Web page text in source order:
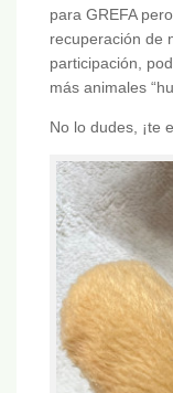
para GREFA
recuperación de
participación,
más animales
No lo dudes, ¡te